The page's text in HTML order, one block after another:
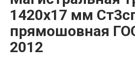
1420х17 мм
прямошовная
2012